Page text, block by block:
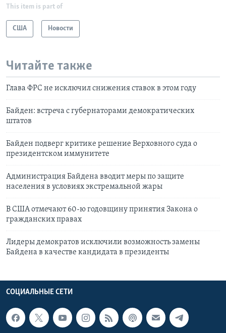
This item is part of
США Новости
Читайте также
Глава ФРС не исключил снижения ставок в этом году
Байден: встреча с губернаторами демократических
штатов
Байден подверг критике решение Верховного суда о
президентском иммунитете
Администрация Байдена вводит меры по защите
населения в условиях экстремальной жары
В США отмечают 60-ю годовщину принятия Закона о
гражданских правах
Лидеры демократов исключили возможность замены
Байдена в качестве кандидата в президенты
СОЦИАЛЬНЫЕ СЕТИ